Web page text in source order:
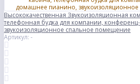
Высококачественная Звукоизоляционная
телефонная будка для компании,
звукоизоляционное спальное помещение
Артикул: -